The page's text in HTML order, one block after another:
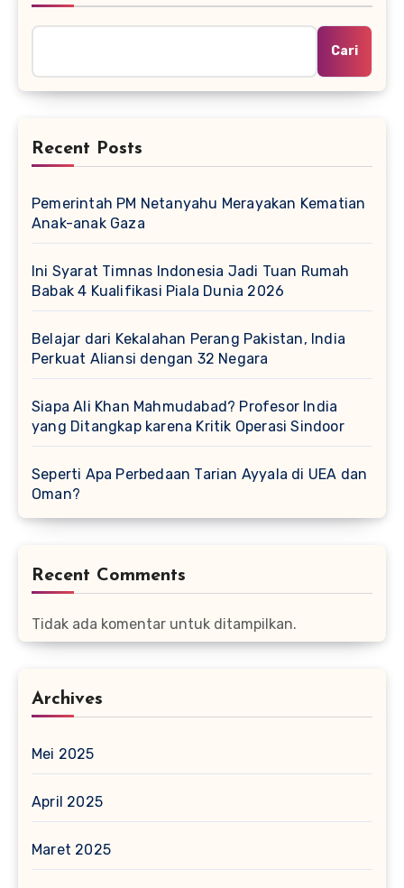
Cari
Recent Posts
Pemerintah PM Netanyahu Merayakan Kematian
Anak-anak Gaza
Ini Syarat Timnas Indonesia Jadi Tuan Rumah
Babak 4 Kualifikasi Piala Dunia 2026
Belajar dari Kekalahan Perang Pakistan, India
Perkuat Aliansi dengan 32 Negara
Siapa Ali Khan Mahmudabad? Profesor India
yang Ditangkap karena Kritik Operasi Sindoor
Seperti Apa Perbedaan Tarian Ayyala di UEA dan
Oman?
Recent Comments
Tidak ada komentar untuk ditampilkan.
Archives
Mei 2025
April 2025
Maret 2025